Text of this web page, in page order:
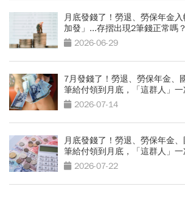
月底發錢了！勞退、勞保年金
加發」...存摺出現2筆錢正常嗎
2026-06-29
7月發錢了！勞退、勞保年金
筆給付領到月底，「這群人」
2026-07-14
月底發錢了！勞退、勞保年金
筆給付領到月底，「這群人」
2026-07-22